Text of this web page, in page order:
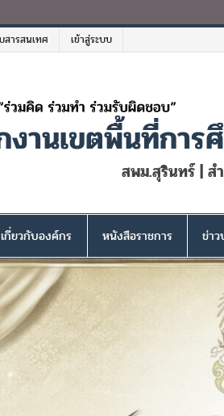
สารสนเทศ เข้าสู่ระบบ
งานเขตพื้นที่กา
สพม.สุรินทร์ | ส
เกี่ยวกับองค์กร หนังสือราชการ ข่า